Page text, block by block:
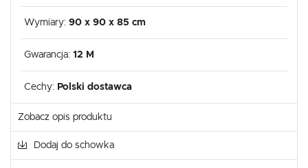
Wymiary: 90 x 90 x 85 cm
Gwarancja: 12 M
Cechy: Polski dostawca
Zobacz opis produktu
Dodaj do schowka